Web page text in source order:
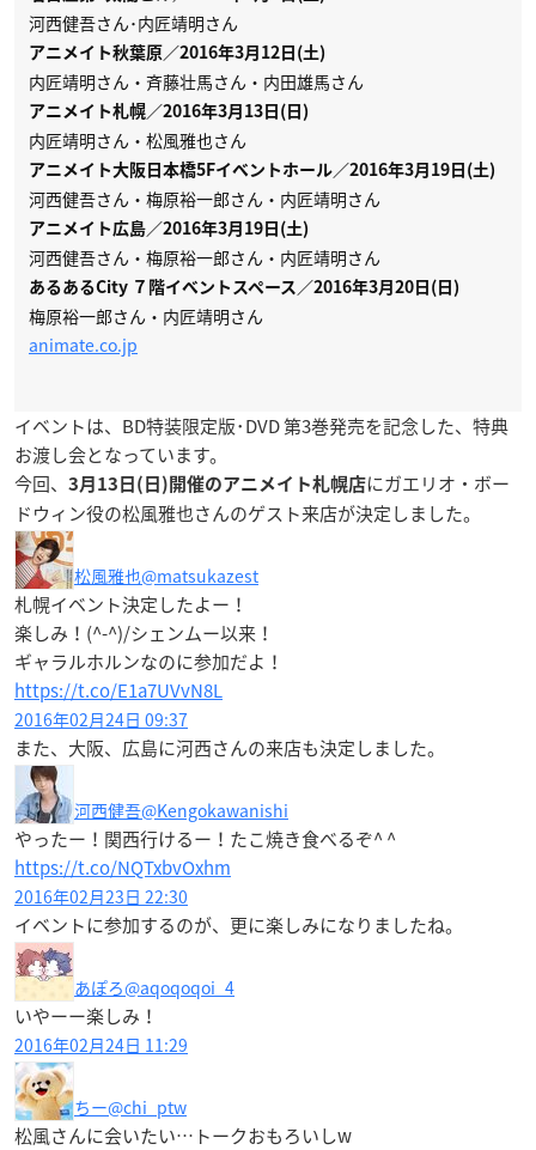
河西健吾さん･内匠靖明さん
アニメイト秋葉原／2016年3月12日(土)
内匠靖明さん・斉藤壮馬さん・内田雄馬さん
アニメイト札幌／2016年3月13日(日)
内匠靖明さん・ 松風雅也さん
アニメイト大阪日本橋5Fイベントホール／2016年3月19日(土)
河西健吾さん ・梅原裕一郎さん・内匠靖明さん
アニメイト広島／2016年3月19日(土)
河西健吾さん ・梅原裕一郎さん・内匠靖明さん
あるあるCity ７階イベントスペース／2016年3月20日(日)
梅原裕一郎さん・内匠靖明さん
animate.co.jp
イベントは、BD特装限定版･DVD 第3巻発売を記念した、特典
お渡し会となっています。
今回、
3月13日(日)開催のアニメイト札幌店にガエリオ・ボー
ドウィン役の松風雅也さんのゲスト来店が決定しました。
松風雅也@matsukazest
札幌イベント決定したよー！
楽しみ！(^-^)/シェンムー以来！
ギャラルホルンなのに参加だよ！
https://t.co/E1a7UVvN8L
2016年02月24日 09:37
また、大阪、広島に河西さんの来店も決定しました。
河西健吾@Kengokawanishi
やったー！関西行けるー！たこ焼き食べるぞ^ ^
https://t.co/NQTxbvOxhm
2016年02月23日 22:30
イベントに参加するのが、更に楽しみになりましたね。
あぽろ@aqoqoqoi_4
いやーー楽しみ！
2016年02月24日 11:29
ちー@chi_ptw
松風さんに会いたい…トークおもろいしw